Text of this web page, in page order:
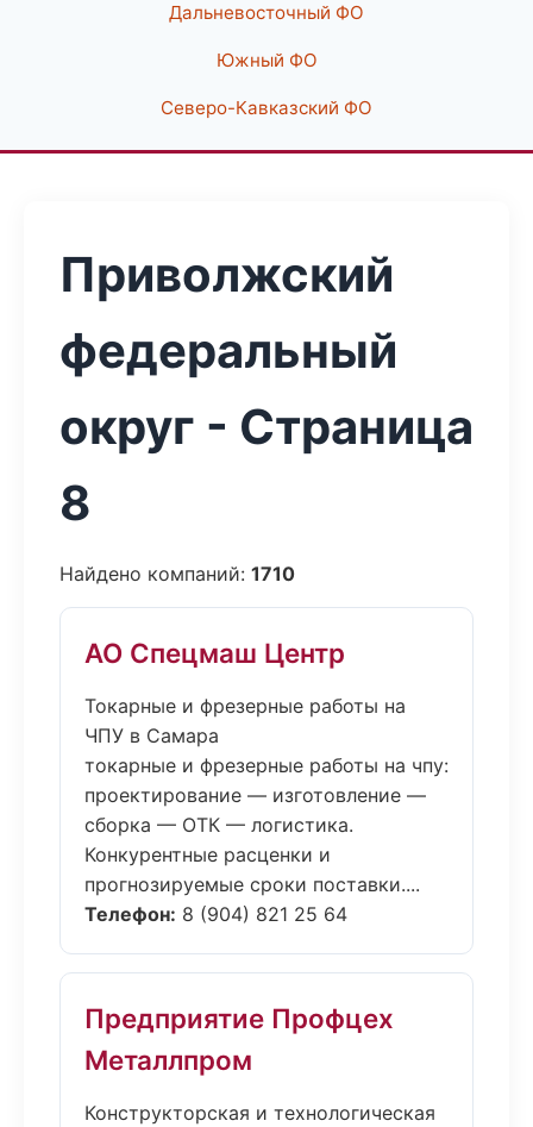
Дальневосточный ФО
Южный ФО
Северо-Кавказский ФО
Приволжский
федеральный
округ - Страница
8
Найдено компаний: 1710
АО Спецмаш Центр
Токарные и фрезерные работы на
ЧПУ в Самара
токарные и фрезерные работы на чпу:
проектирование — изготовление —
сборка — ОТК — логистика.
Конкурентные расценки и
прогнозируемые сроки поставки....
Телефон: 8 (904) 821 25 64
Предприятие Профцех
Металлпром
Конструкторская и технологическая